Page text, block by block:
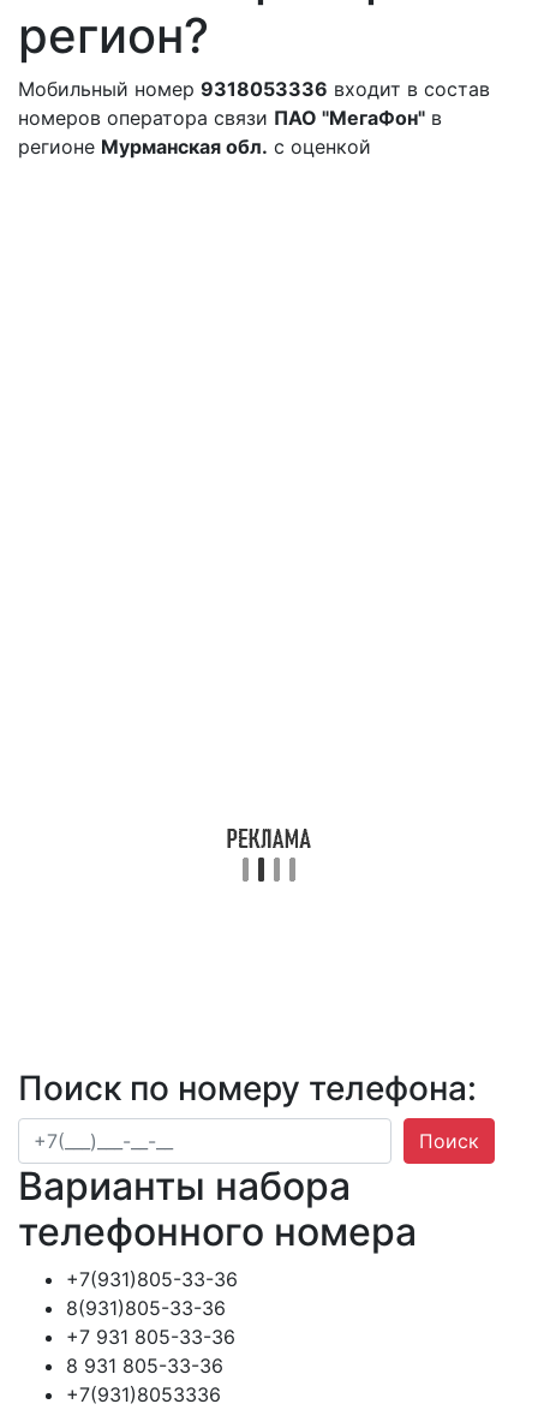
регион?
Мобильный номер 9318053336 входит в состав
номеров оператора связи ПАО "МегаФон" в
регионе Мурманская обл. с оценкой
Поиск по номеру телефона:
Поиск
Варианты набора
телефонного номера
+7(931)805-33-36
8(931)805-33-36
+7 931 805-33-36
8 931 805-33-36
+7(931)8053336